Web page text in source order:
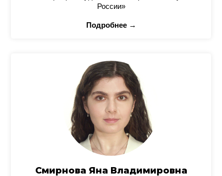
России»
Подробнее →
Смирнова Яна Владимировна